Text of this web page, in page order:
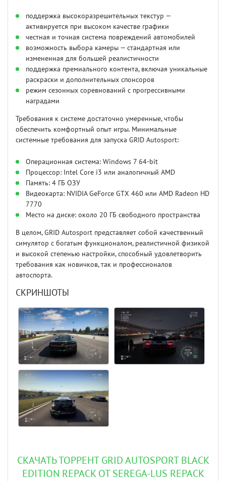
поддержка высокоразрешительных текстур —
активируется при высоком качестве графики
честная и точная система повреждений автомобилей
возможность выбора камеры — стандартная или
измененная для большей реалистичности
поддержка премиального контента, включая уникальные
раскраски и дополнительных спонсоров
режим сезонных соревнований с прогрессивными
наградами
Требования к системе достаточно умеренные, чтобы
обеспечить комфортный опыт игры. Минимальные
системные требования для запуска GRID Autosport:
Операционная система: Windows 7 64-bit
Процессор: Intel Core i3 или аналогичный AMD
Память: 4 ГБ ОЗУ
Видеокарта: NVIDIA GeForce GTX 460 или AMD Radeon HD
7770
Место на диске: около 20 ГБ свободного пространства
В целом, GRID Autosport представляет собой качественный
симулятор с богатым функционалом, реалистичной физикой
и высокой степенью настройки, способный удовлетворить
требования как новичков, так и профессионалов
автоспорта.
СКРИНШОТЫ
СКАЧАТЬ ТОРРЕНТ GRID AUTOSPORT BLACK
EDITION REPACK ОТ SEREGA-LUS REPACK